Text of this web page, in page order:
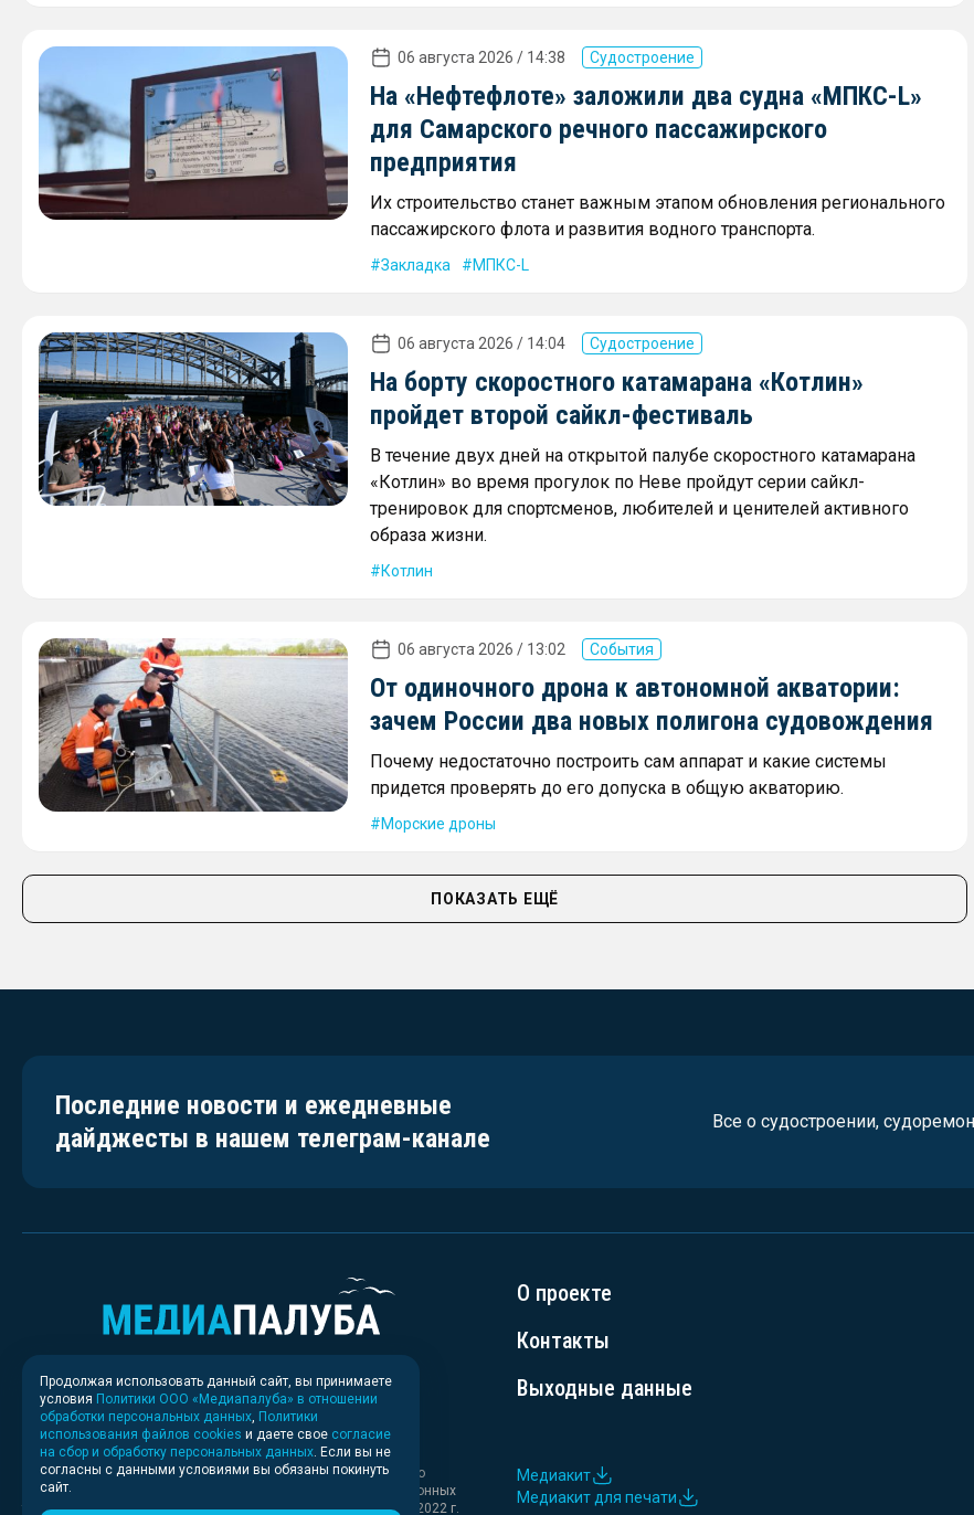
06 августа 2026 / 14:38 Судостроение
На «Нефтефлоте» заложили два судна «МПКС-L»
для Самарского речного пассажирского
предприятия
Их строительство станет важным этапом обновления регионального
пассажирского флота и развития водного транспорта.
Закладка МПКС-L
06 августа 2026 / 14:04 Судостроение
На борту скоростного катамарана «Котлин»
пройдет второй сайкл-фестиваль
В течение двух дней на открытой палубе скоростного катамарана
«Котлин» во время прогулок по Неве пройдут серии сайкл-
тренировок для спортсменов, любителей и ценителей активного
образа жизни.
Котлин
06 августа 2026 / 13:02 События
От одиночного дрона к автономной акватории:
зачем России два новых полигона судовождения
Почему недостаточно построить сам аппарат и какие системы
придется проверять до его допуска в общую акваторию.
Морские дроны
ПОКАЗАТЬ ЕЩЁ
Последние новости и ежедневные
дайджесты в нашем телеграм-канале
Все о судостроении,
О проекте
Контакты
Выходные данные
Свидетельство о регистрации СМИ ИА № ФС 77 - 83037 выдано
Федеральной службой по надзору в сфере связи, информационных
технологий и массовых коммуникаций (Роскомнадзор) 30.03.2022 г.
Медиакит
Медиакит для печати
Продолжая использовать данный сайт, вы принимаете
условия Политики ООО «Медиапалуба» в отношении
обработки персональных данных Политики
использования файлов cookies и даете свое согласие
на сбор и обработку персональных данных . Если вы не
согласны с данными условиями вы обязаны покинуть
сайт.